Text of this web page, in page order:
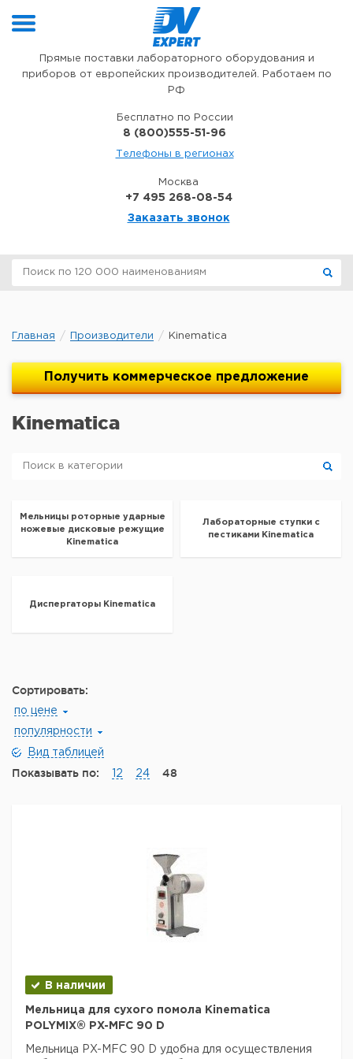
Прямые поставки лабораторного оборудования и
приборов от европейских производителей. Работаем по
РФ
Бесплатно по России
8 (800)555-51-96
Телефоны в регионах
Москва
+7 495 268-08-54
Заказать звонок
Главная Производители Kinematica
Получить коммерческое предложение
Kinematica
Мельницы роторные ударные
ножевые дисковые режущие
Kinematica
Лабораторные ступки с
пестиками Kinematica
Диспергаторы Kinematica
Сортировать:
по цене
популярности
Вид таблицей
Показывать по: 12 24 48
В наличии
Мельница для сухого помола Kinematica
POLYMIX® PX-MFC 90 D
Мельница PX-MFC 90 D удобна для осуществления